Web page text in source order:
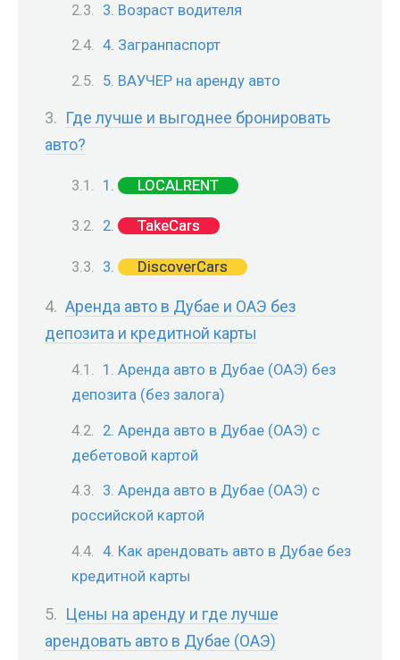
3. Возраст водителя
4. Загранпаспорт
5. ВАУЧЕР на аренду авто
Где лучше и выгоднее бронировать
авто?
1. LOCALRENT
2. TakeCars
3. DiscoverCars
Аренда авто в Дубае и ОАЭ без
депозита и кредитной карты
1. Аренда авто в Дубае (ОАЭ) без
депозита (без залога)
2. Аренда авто в Дубае (ОАЭ) с
дебетовой картой
3. Аренда авто в Дубае (ОАЭ) с
российской картой
4. Как арендовать авто в Дубае без
кредитной карты
Цены на аренду и где лучше
арендовать авто в Дубае (ОАЭ)